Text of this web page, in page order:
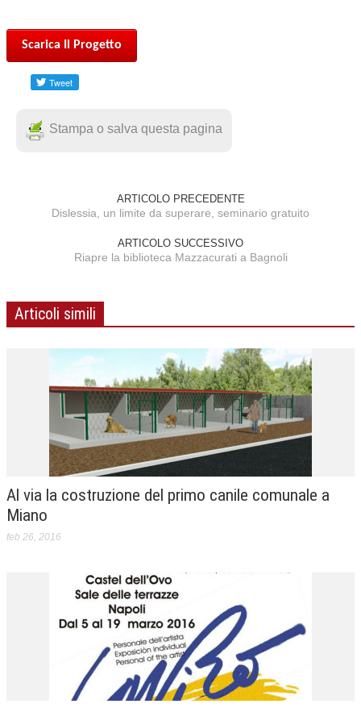
Scarica Il Progetto
Stampa o salva questa pagina
ARTICOLO PRECEDENTE
Dislessia, un limite da superare, seminario gratuito
ARTICOLO SUCCESSIVO
Riapre la biblioteca Mazzacurati a Bagnoli
Articoli simili
Al via la costruzione del primo canile comunale a
Miano
feb 26, 2016